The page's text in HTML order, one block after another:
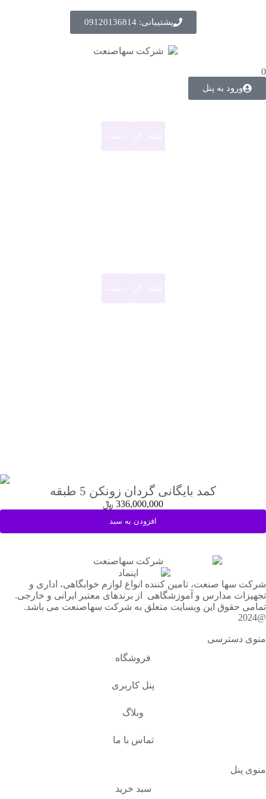
پشتیبانی: 09120136814
0
ورود به پنل
کمد بایگانی گردان زونکن 5 طبقه
336,000,000 ﷼
افزودن به سبد
شرکت سها صنعت، تامین کننده انواع لوازم خوابگاهی، اداری و
تجهیزات مدارس و آموزشگاهی از برندهای معتبر ایرانی و خارجی.
تمامی حقوق این وبسایت متعلق به شرکت سهاصنعت می باشد.
@2024
منوی دسترسی
فروشگاه
پنل کاربری
وبلاگ
تماس با ما
منوی پنل
سبد خرید